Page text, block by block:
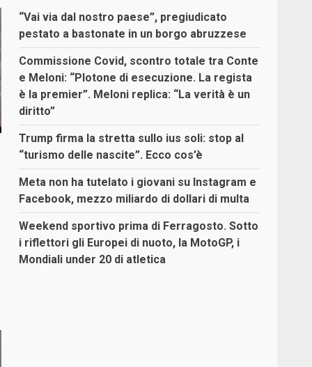
“Vai via dal nostro paese”, pregiudicato
pestato a bastonate in un borgo abruzzese
Commissione Covid, scontro totale tra Conte
e Meloni: “Plotone di esecuzione. La regista
è la premier”. Meloni replica: “La verità è un
diritto”
Trump firma la stretta sullo ius soli: stop al
“turismo delle nascite”. Ecco cos’è
Meta non ha tutelato i giovani su Instagram e
Facebook, mezzo miliardo di dollari di multa
Weekend sportivo prima di Ferragosto. Sotto
i riflettori gli Europei di nuoto, la MotoGP, i
Mondiali under 20 di atletica